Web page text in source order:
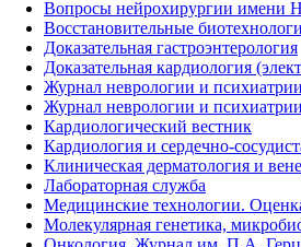
Вопросы нейрохирургии имени
Восстановительные
Доказательная гастроэнтерология
Доказательная кардиология
Журнал неврологии и
Журнал неврологии и
Кардиологический вестник
Кардиология и сердечно-
Клиническая дерматология и
Лабораторная служба
Медицинские технологии.
Молекулярная генетика,